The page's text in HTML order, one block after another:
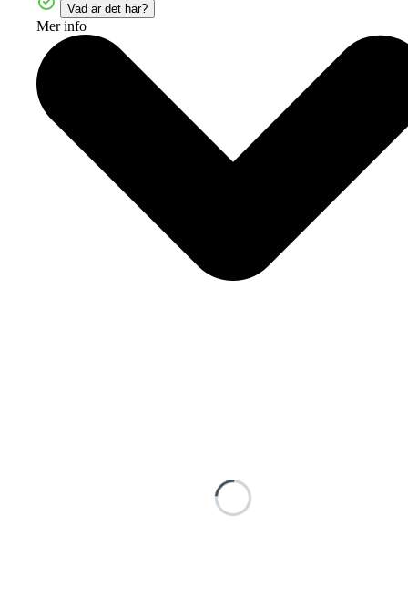
Vad är det här?
Mer info